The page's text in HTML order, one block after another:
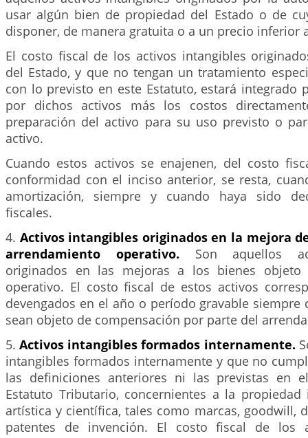
usar algún bien de propiedad del Estado o de
disponer, de manera gratuita o a un precio inferior
El costo fiscal de los activos intangibles
del Estado, y que no tengan un tratamiento
con lo previsto en este Estatuto, estará integrado
por dichos activos más los costos
preparación del activo para su uso previsto o
activo.
Cuando estos activos se enajenen, del costo
conformidad con el inciso anterior, se resta,
amortización, siempre y cuando haya sido
fiscales.
4. Activos intangibles originados en la mejora
arrendamiento operativo. Son aquellos
originados en las mejoras a los bienes objeto
operativo. El costo fiscal de estos activos
devengados en el año o período gravable
sean objeto de compensación por parte del
5.Activos intangibles formados internamente.
intangibles formados internamente y que no
las definiciones anteriores ni las previstas en
Estatuto Tributario, concernientes a la
artística y científica, tales como marcas, goodwill,
patentes de invención. El costo fiscal de los